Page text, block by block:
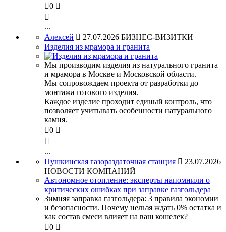
0 

...
Алексей  27.07.2026 БИЗНЕС-ВИЗИТКИ
Изделия из мрамора и гранита
Мы производим изделия из натурального гранита
и мрамора в Москве и Московской области.
Мы сопровождаем проекта от разработки до
монтажа готового изделия.
Каждое изделие проходит единый контроль, что
позволяет учитывать особенности натурального
камня.
0 

...
Пушкинская газораздаточная станция  23.07.2026
НОВОСТИ КОМПАНИЙ
Автономное отопление: эксперты напомнили о
критических ошибках при заправке газгольдера
Зимняя заправка газгольдера: 3 правила экономии
и безопасности. Почему нельзя ждать 0% остатка и
как состав смеси влияет на ваш кошелек?
0 